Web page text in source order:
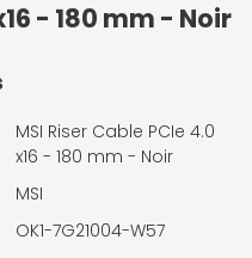
- 180 mm - Noir
MSI Riser Cable PCIe 4.0
x16 - 180 mm - Noir
MSI
OK1-7G21004-W57